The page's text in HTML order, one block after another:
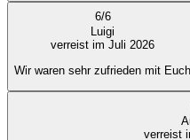
6/6
Luigi
verreist im Juli 2026
Wir waren sehr zufrieden mit Euch
verreist